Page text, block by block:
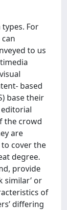
For
to us
based
base their
the crowd
are
cover the
degree.
provide
similar’ or
of
differing